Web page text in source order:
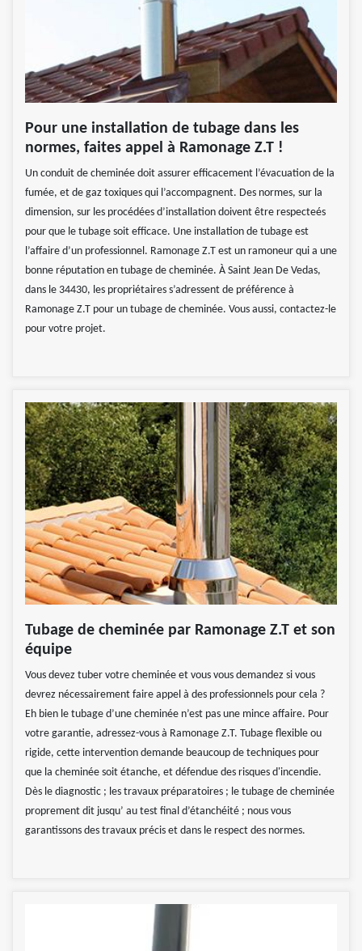
Pour une installation de tubage dans les
normes, faites appel à Ramonage Z.T !
Un conduit de cheminée doit assurer efficacement l’évacuation de la
fumée, et de gaz toxiques qui l’accompagnent. Des normes, sur la
dimension, sur les procédées d’installation doivent être respecteés
pour que le tubage soit efficace. Une installation de tubage est
l’affaire d’un professionnel. Ramonage Z.T est un ramoneur qui a une
bonne réputation en tubage de cheminée. À Saint Jean De Vedas,
dans le 34430, les propriétaires s’adressent de préférence à
Ramonage Z.T pour un tubage de cheminée. Vous aussi, contactez-le
pour votre projet.
Tubage de cheminée par Ramonage Z.T et son
équipe
Vous devez tuber votre cheminée et vous vous demandez si vous
devrez nécessairement faire appel à des professionnels pour cela ?
Eh bien le tubage d’une cheminée n’est pas une mince affaire. Pour
votre garantie, adressez-vous à Ramonage Z.T. Tubage flexible ou
rigide, cette intervention demande beaucoup de techniques pour
que la cheminée soit étanche, et défendue des risques d'incendie.
Dès le diagnostic ; les travaux préparatoires ; le tubage de cheminée
proprement dit jusqu’ au test final d’étanchéité ; nous vous
garantissons des travaux précis et dans le respect des normes.